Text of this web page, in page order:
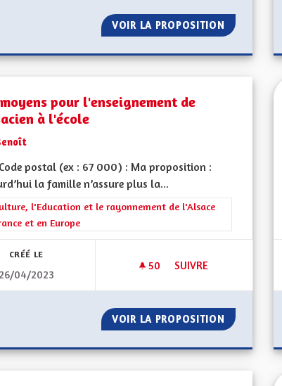
VOIR LA PROPOSITION DES
pour l'enseignement de
à l'école
postal (ex : 67 000) : Ma proposition :
la famille n’assure plus la...
les résultats de la catégorie : La Culture, l'Education et le
l'Education et le rayonnement de l'Alsace
et en Europe
CRÉÉ LE
26/04/2023
50 50 ABONNÉS
SUIVRE
DES MOYENS POUR
VOIR LA PROPOSITION DES